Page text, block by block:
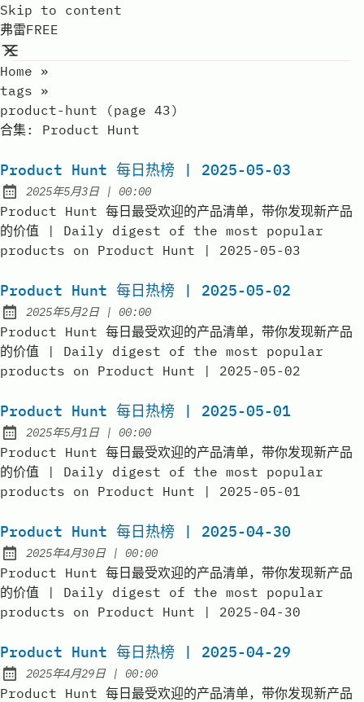
Skip to content
弗雷FREE
Home »
tags »
product-hunt (page 43)
合集: Product Hunt
Product Hunt 每日热榜 | 2025-05-03
Published:
2025年5月3日| at
00:00
Product Hunt 每日最受欢迎的产品清单，带你发现新产品
的价值 | Daily digest of the most popular
products on Product Hunt | 2025-05-03
Product Hunt 每日热榜 | 2025-05-02
Published:
2025年5月2日| at
00:00
Product Hunt 每日最受欢迎的产品清单，带你发现新产品
的价值 | Daily digest of the most popular
products on Product Hunt | 2025-05-02
Product Hunt 每日热榜 | 2025-05-01
Published:
2025年5月1日| at
00:00
Product Hunt 每日最受欢迎的产品清单，带你发现新产品
的价值 | Daily digest of the most popular
products on Product Hunt | 2025-05-01
Product Hunt 每日热榜 | 2025-04-30
Published:
2025年4月30日| at
00:00
Product Hunt 每日最受欢迎的产品清单，带你发现新产品
的价值 | Daily digest of the most popular
products on Product Hunt | 2025-04-30
Product Hunt 每日热榜 | 2025-04-29
Published:
2025年4月29日| at
00:00
Product Hunt 每日最受欢迎的产品清单，带你发现新产品